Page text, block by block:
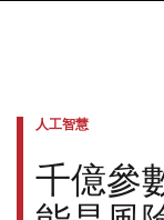
人工智慧
千億參